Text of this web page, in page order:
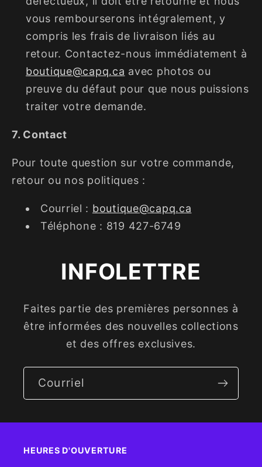
vous rembourserons intégralement, y
compris les frais de livraison liés au
retour. Contactez-nous immédiatement à
boutique@capq.ca avec photos ou
preuve du défaut pour que nous puissions
traiter votre demande.
7. Contact
Pour toute question sur votre commande,
retour ou nos politiques :
Courriel : boutique@capq.ca
Téléphone : 819 427-6749
INFOLETTRE
Faites partie des premières personnes à
être informées des nouvelles collections
et des offres exclusives.
Courriel
HEURES D'OUVERTURE​